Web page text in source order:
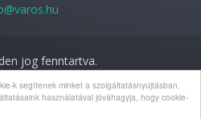
k segítenek minket a szolgáltatásnyújtásban.
használatával jóváhagyja, hogy cookie-
jog fenntartva.
nyilatkozat